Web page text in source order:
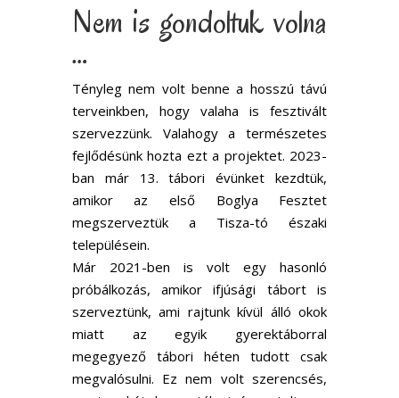
Nem is gondoltuk volna
…
Tényleg nem volt benne a hosszú távú
terveinkben, hogy valaha is fesztivált
szervezzünk. Valahogy a természetes
fejlődésünk hozta ezt a projektet. 2023-
ban már 13. tábori évünket kezdtük,
amikor az első Boglya Fesztet
megszerveztük a Tisza-tó északi
településein.
Már 2021-ben is volt egy hasonló
próbálkozás, amikor ifjúsági tábort is
szerveztünk, ami rajtunk kívül álló okok
miatt az egyik gyerektáborral
megegyező tábori héten tudott csak
megvalósulni. Ez nem volt szerencsés,